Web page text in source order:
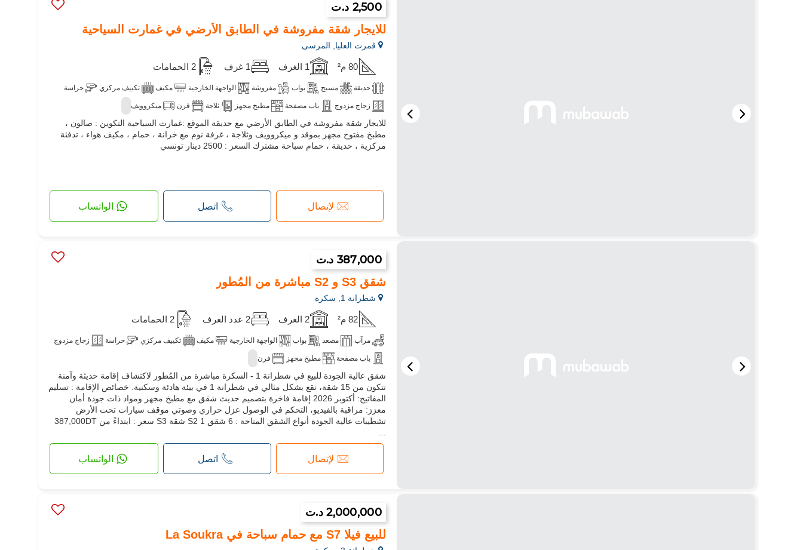
2,500 د.ت
للايجار شقة مفروشة في الطابق الأرضي في غمارت السياحية
ڨمرت العليا, المرسى
80 م² 1 الغرف 1 غرف 2 الحمامات
حديقة مسبح بواب مفروشة الواجهة الخارجية مكيف تكييف مركزي حراسة
زجاج مزدوج باب مصفحة مطبخ مجهز ثلاجة فرن ميكروويف
للايجار شقة مفروشة في الطابق الأرضي مع حديقة الموقع :غمارث السياحية التكوين : صالون ،
مطبخ مفتوح مجهز بموقد و ميكروويف وثلاجة ، غرفة نوم مع خزانة ، حمام ، مكيف هواء ، تدفئة
مركزية ، حديقة ، حمام سباحة مشترك السعر : 2500 دينار تونسي
لإتصال اتصل الواتساب
387,000 د.ت
شقق S3 و S2 مباشرة من المُطور
شطرانة 1, سكرة
82 م² 2 الغرف 2 عدد الغرف 2 الحمامات
مرآب مصعد بواب الواجهة الخارجية مكيف تكييف مركزي حراسة زجاج مزدوج
باب مصفحة مطبخ مجهز فرن
شقق عالية الجودة للبيع في شطرانة 1 - السكرة مباشرة من المُطور لاكتشاف إقامة حديثة وآمنة
تتكون من 15 شقة، تقع بشكل مثالي في شطرانة 1 في بيئة هادئة وسكنية. خصائص الإقامة : تسليم
المفاتيح: أكتوبر 2026 إقامة فاخرة بتصميم حديث شقق مع مطبخ مجهز ومواد ذات جودة أمان
معزز: مراقبة بالفيديو، التحكم في الوصول عزل حراري وصوتي موقف سيارات تحت الأرض
تشطيبات عالية الجودة أنواع الشقق المتاحة : 6 شقق S2 1 شقة S3 سعر : ابتداءً من 387,000DT
لإتصال اتصل الواتساب
2,000,000 د.ت
للبيع فيلا S7 مع حمام سباحة في La Soukra